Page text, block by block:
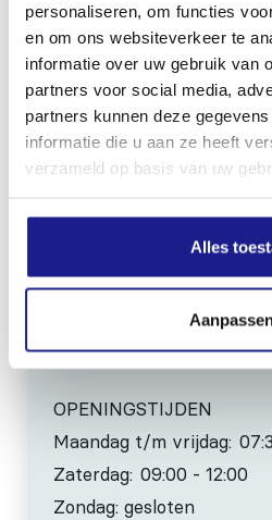
personaliseren, om functies
en om ons websiteverkeer te
informatie over uw gebruik van
partners voor social media,
partners kunnen deze
informatie die u aan ze heeft
verzameld op basis van uw
Alles
MECHANISATIE
Kiehoek 26
8801 RD Franeker
0517-396800
06-83139573
OPENINGSTIJDEN
Maandag t/m vrijdag:
Zaterdag: 09:00 - 12:00
Zondag: gesloten